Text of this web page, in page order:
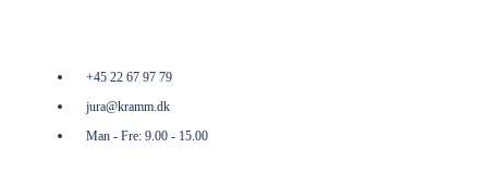
+45 22 67 97 79
jura@kramm.dk
Man - Fre: 9.00 - 15.00